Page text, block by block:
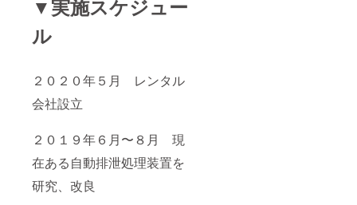
▼実施スケジュー
ル
２０２０年５月 レンタル
会社設立
２０１９年６月〜８月 現
在ある自動排泄処理装置を
研究、改良